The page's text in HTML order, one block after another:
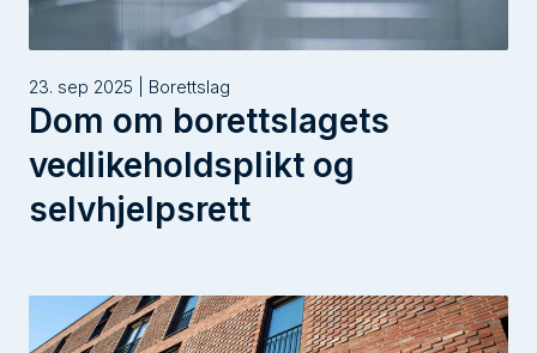
23. sep 2025 | Borettslag
Dom om borettslagets
vedlikeholdsplikt og
selvhjelpsrett